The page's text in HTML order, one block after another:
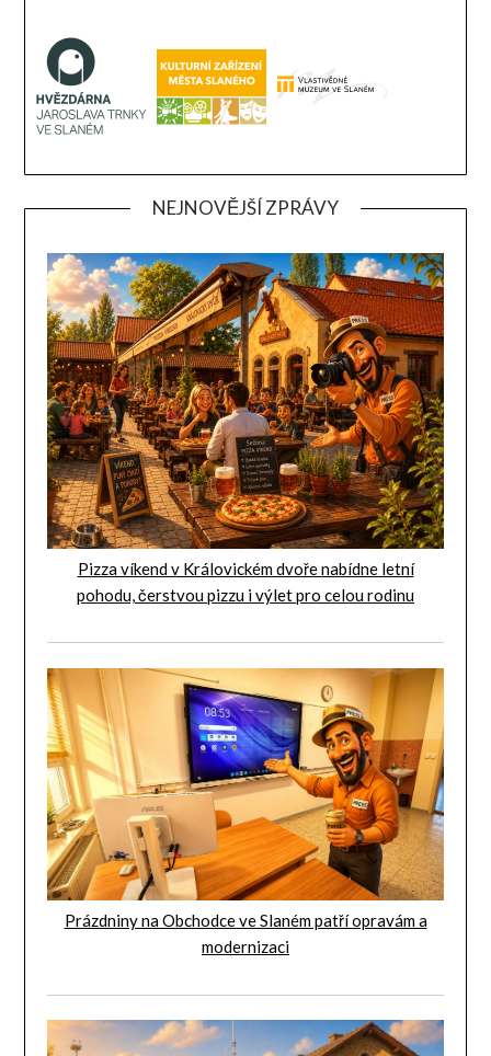
NEJNOVĚJŠÍ ZPRÁVY
Pizza víkend v Královickém dvoře nabídne letní
pohodu, čerstvou pizzu i výlet pro celou rodinu
Prázdniny na Obchodce ve Slaném patří opravám a
modernizaci